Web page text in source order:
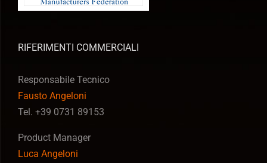
RIFERIMENTI COMMERCIALI
Responsabile Tecnico
Fausto Angeloni
Tel. +39 0731 89153
Product Manager
Luca Angeloni